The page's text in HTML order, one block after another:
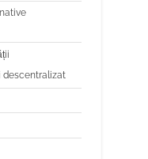
descentralizat